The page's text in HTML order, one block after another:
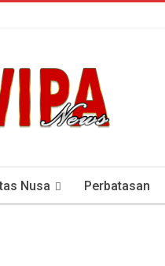
Nusa Perbatasan
Kesehatan Antisipasi